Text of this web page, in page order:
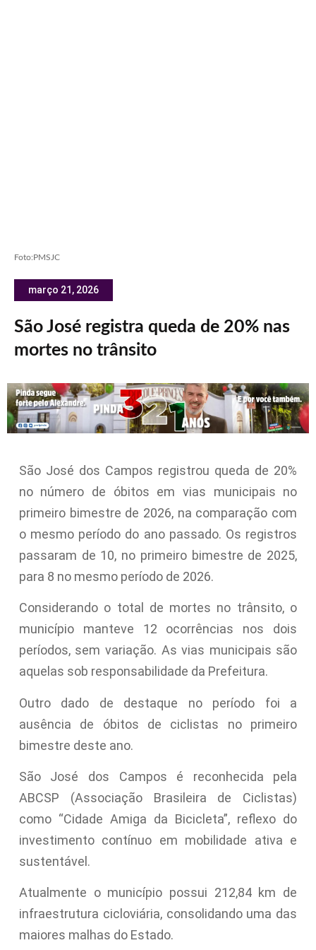
Foto:PMSJC
março 21, 2026
São José registra queda de 20% nas
mortes no trânsito
São José dos Campos registrou queda de 20%
no número de óbitos em vias municipais no
primeiro bimestre de 2026, na comparação com
o mesmo período do ano passado. Os registros
passaram de 10, no primeiro bimestre de 2025,
para 8 no mesmo período de 2026.
Considerando o total de mortes no trânsito, o
município manteve 12 ocorrências nos dois
períodos, sem variação. As vias municipais são
aquelas sob responsabilidade da Prefeitura.
Outro dado de destaque no período foi a
ausência de óbitos de ciclistas no primeiro
bimestre deste ano.
São José dos Campos é reconhecida pela
ABCSP (Associação Brasileira de Ciclistas)
como “Cidade Amiga da Bicicleta”, reflexo do
investimento contínuo em mobilidade ativa e
sustentável.
Atualmente o município possui 212,84 km de
infraestrutura cicloviária, consolidando uma das
maiores malhas do Estado.